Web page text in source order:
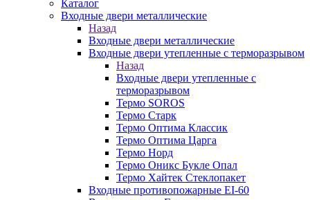
Каталог
Входные двери металлические
Назад
Входные двери металлические
Входные двери утепленные с терморазрывом
Назад
Входные двери утепленные с
терморазрывом
Термо SOROS
Термо Старк
Термо Оптима Классик
Термо Оптима Царга
Термо Норд
Термо Оникс Букле Опал
Термо Хайтек Стеклопакет
Входные противопожарные EI-60